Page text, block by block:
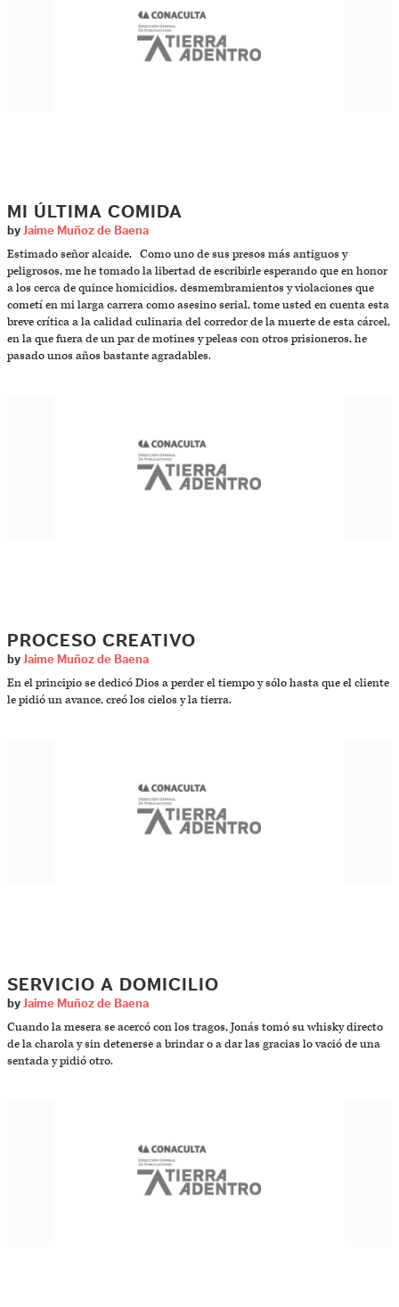
MI ÚLTIMA COMIDA
by Jaime Muñoz de Baena
Estimado señor alcaide, Como uno de sus presos más antiguos y
peligrosos, me he tomado la libertad de escribirle esperando que en honor
a los cerca de quince homicidios, desmembramientos y violaciones que
cometí en mi larga carrera como asesino serial, tome usted en cuenta esta
breve crítica a la calidad culinaria del corredor de la muerte de esta cárcel,
en la que fuera de un par de motines y peleas con otros prisioneros, he
pasado unos años bastante agradables.
PROCESO CREATIVO
by Jaime Muñoz de Baena
En el principio se dedicó Dios a perder el tiempo y sólo hasta que el cliente
le pidió un avance, creó los cielos y la tierra.
SERVICIO A DOMICILIO
by Jaime Muñoz de Baena
Cuando la mesera se acercó con los tragos, Jonás tomó su whisky directo
de la charola y sin detenerse a brindar o a dar las gracias lo vació de una
sentada y pidió otro.